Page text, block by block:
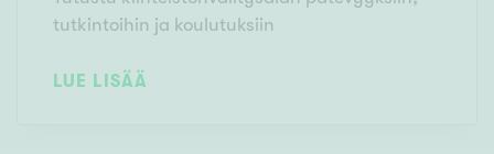
tutkintoihin ja koulutuksiin
LUE LISÄÄ